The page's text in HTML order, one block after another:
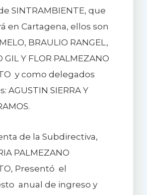
SINTRAMBIENTE, que
en Cartagena, ellos son
BRAULIO RANGEL,
GIL Y FLOR PALMEZANO
y como delegados
AGUSTIN SIERRA Y
de la Subdirectiva,
PALMEZANO
Presentó el
anual de ingreso y